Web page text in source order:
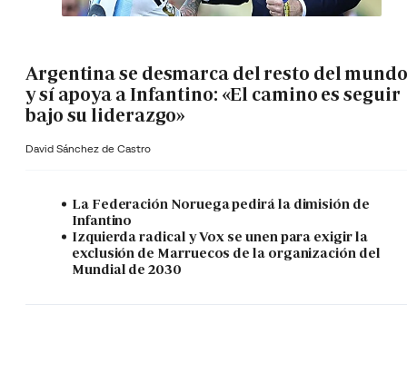
Argentina se desmarca del resto del mundo
y sí apoya a Infantino: «El camino es seguir
bajo su liderazgo»
David Sánchez de Castro
La Federación Noruega pedirá la dimisión de
Infantino
Izquierda radical y Vox se unen para exigir la
exclusión de Marruecos de la organización del
Mundial de 2030